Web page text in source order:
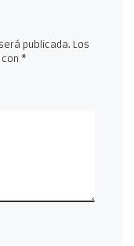
publicada. Los
*